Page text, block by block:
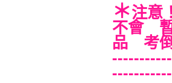
＊注意
不會
品 考